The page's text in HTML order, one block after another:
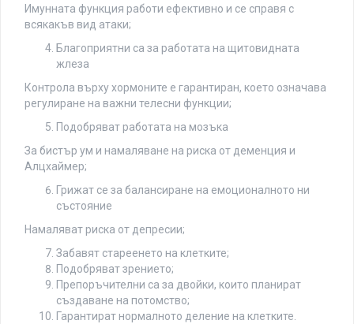
Имунната функция работи ефективно и се справя с
всякакъв вид атаки;
Благоприятни са за работата на щитовидната
жлеза
Контрола върху хормоните е гарантиран, което означава
регулиране на важни телесни функции;
Подобряват работата на мозъка
За бистър ум и намаляване на риска от деменция и
Алцхаймер;
Грижат се за балансиране на емоционалното ни
състояние
Намаляват риска от депресии;
Забавят стареенето на клетките;
Подобряват зрението;
Препоръчителни са за двойки, които планират
създаване на потомство;
Гарантират нормалното деление на клетките.